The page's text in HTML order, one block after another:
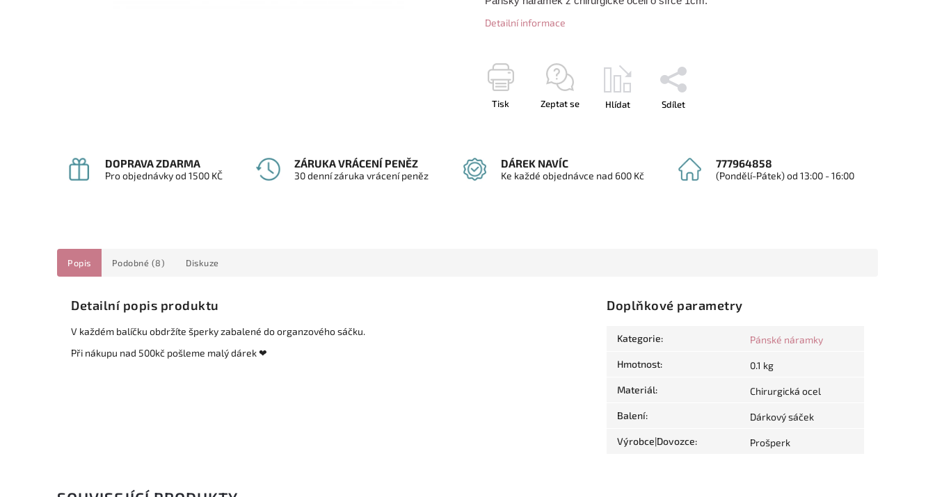
Detailní informace
Tisk Zeptat se Hlídat Sdílet
DOPRAVA ZDARMA
Pro objednávky od 1500 KČ
ZÁRUKA VRÁCENÍ PENĚZ
30 denní záruka vrácení peněz
DÁREK NAVÍC
Ke každé objednávce nad 600 Kč
777964858
(Pondělí-Pátek) od 13:00 - 16:00
Popis Podobné (8) Diskuze
Detailní popis produktu
V každém balíčku obdržíte šperky zabalené do organzového sáčku.
Při nákupu nad 500kč pošleme malý dárek ❤
Doplňkové parametry
Kategorie: Pánské náramky
Hmotnost: 0.1 kg
Materiál: Chirurgická ocel
Balení: Dárkový sáček
Výrobce|Dovozce: Prošperk